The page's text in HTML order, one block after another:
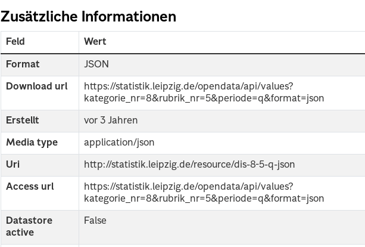
Zusätzliche Informationen
Feld Wert
Format JSON
Download url
https://statistik.leipzig.de/opendata/api/values?
kategorie_nr=8&rubrik_nr=5&periode=q&format=json
Erstellt vor 3 Jahren
Media type application/json
Uri http://statistik.leipzig.de/resource/dis-8-5-q-json
Access url
https://statistik.leipzig.de/opendata/api/values?
kategorie_nr=8&rubrik_nr=5&periode=q&format=json
Datastore
active
False